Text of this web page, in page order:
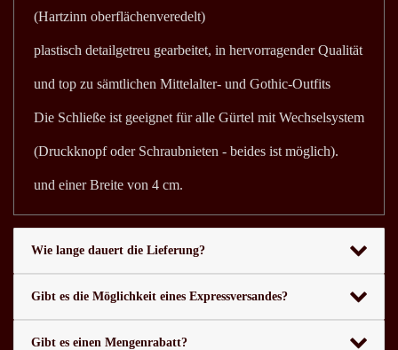
(Hartzinn oberflächenveredelt)
plastisch detailgetreu gearbeitet, in hervorragender Qualität
und top zu sämtlichen Mittelalter- und Gothic-Outfits
Die Schließe ist geeignet für alle Gürtel mit Wechselsystem
(Druckknopf oder Schraubnieten - beides ist möglich).
und einer Breite von 4 cm.
Wie lange dauert die Lieferung?
Gibt es die Möglichkeit eines Expressversandes?
Gibt es einen Mengenrabatt?